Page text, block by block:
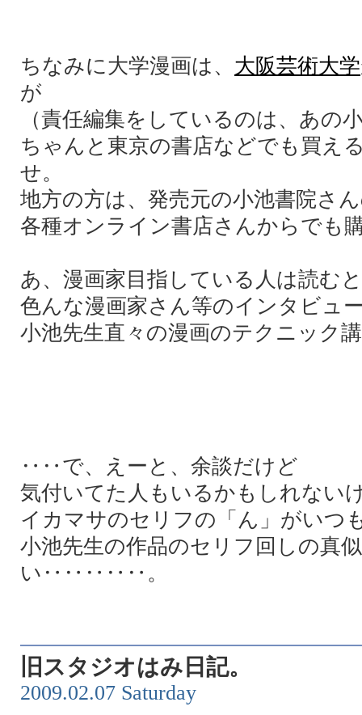
ちなみに大学漫画は、 大阪芸術大学
が
（責任編集をしているのは、あの
ちゃんと東京の書店などでも買え
せ。
地方の方は、発売元の小池書院さ
各種オンライン書店さんからでも
あ、漫画家目指している人は読む
色んな漫画家さん等のインタビュ
小池先生直々の漫画のテクニック
‥‥で、えーと、余談だけど
気付いてた人もいるかもしれない
イカマサのセリフの「ん」がいつ
小池先生の作品のセリフ回しの真
い‥‥‥‥‥。
旧スタジオはみ日記。
2009.02.07 Saturday